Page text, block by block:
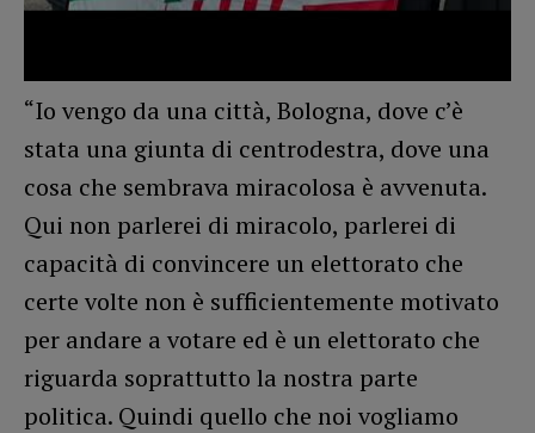
“Io vengo da una città, Bologna, dove c’è
stata una giunta di centrodestra, dove una
cosa che sembrava miracolosa è avvenuta.
Qui non parlerei di miracolo, parlerei di
capacità di convincere un elettorato che
certe volte non è sufficientemente motivato
per andare a votare ed è un elettorato che
riguarda soprattutto la nostra parte
politica. Quindi quello che noi vogliamo